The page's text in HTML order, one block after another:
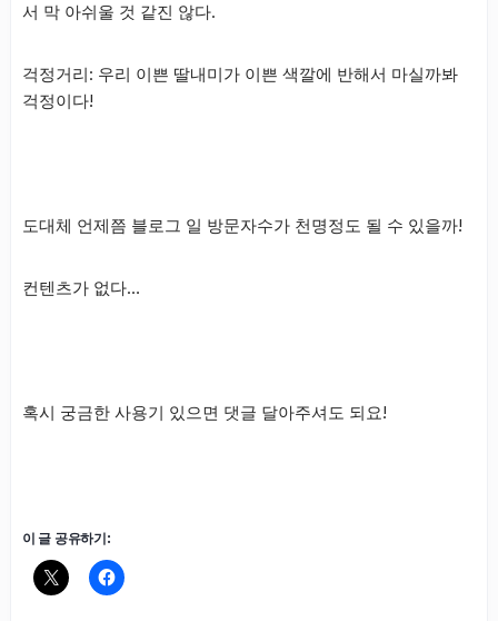
서 막 아쉬울 것 같진 않다.
걱정거리: 우리 이쁜 딸내미가 이쁜 색깔에 반해서 마실까봐
걱정이다!
도대체 언제쯤 블로그 일 방문자수가 천명정도 될 수 있을까!
컨텐츠가 없다…
혹시 궁금한 사용기 있으면 댓글 달아주셔도 되요!
이 글 공유하기: